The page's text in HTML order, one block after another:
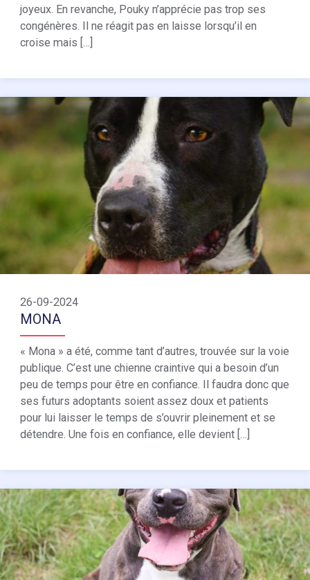
joyeux. En revanche, Pouky n’apprécie pas trop ses
congénères. Il ne réagit pas en laisse lorsqu’il en
croise mais […]
26-09-2024
MONA
« Mona » a été, comme tant d’autres, trouvée sur la voie
publique. C’est une chienne craintive qui a besoin d’un
peu de temps pour être en confiance. Il faudra donc que
ses futurs adoptants soient assez doux et patients
pour lui laisser le temps de s’ouvrir pleinement et se
détendre. Une fois en confiance, elle devient […]